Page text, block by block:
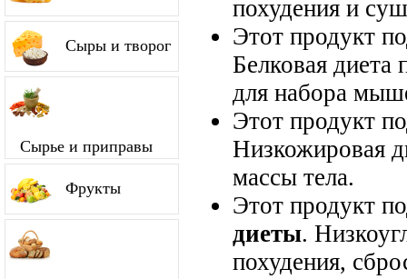
Сыры и творог
Сырье и приправы
Фрукты
похудения и
Этот продукт
Белковая диета
для набора
Этот продукт
Низкожировая
массы тела.
Этот продукт
диеты.
похудения,